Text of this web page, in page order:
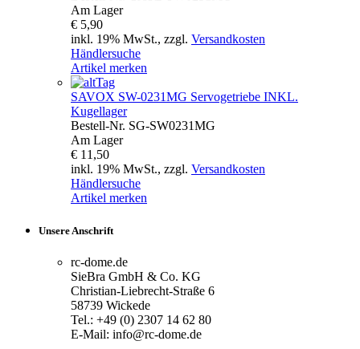
Am Lager
€ 5,90
inkl. 19% MwSt., zzgl. Versandkosten
Händlersuche
Artikel merken
SAVOX SW-0231MG Servogetriebe INKL.
Kugellager
Bestell-Nr. SG-SW0231MG
Am Lager
€ 11,50
inkl. 19% MwSt., zzgl. Versandkosten
Händlersuche
Artikel merken
Unsere Anschrift
rc-dome.de
SieBra GmbH & Co. KG
Christian-Liebrecht-Straße 6
58739 Wickede
Tel.: +49 (0) 2307 14 62 80
E-Mail: info@rc-dome.de